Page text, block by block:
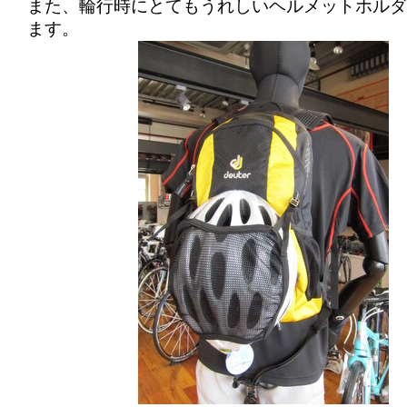
また、輪行時にとてもうれしいヘルメットホル
ます。